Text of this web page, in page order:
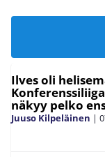
Ilves oli
näkyy pelko
Juuso Kilpeläinen |